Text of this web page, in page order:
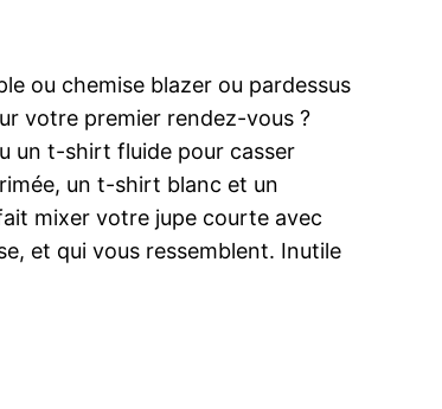
ou chemise blazer ou pardessus
votre premier rendez-vous ?
un t-shirt fluide pour casser
un t-shirt blanc et un
mixer votre jupe courte avec
et qui vous ressemblent. Inutile